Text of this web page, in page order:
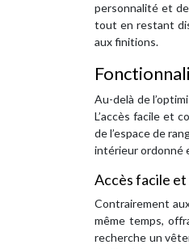
personnalité et
tout en restant
aux finitions.
Au-delà de
L’accès facile et
de l’espace de
intérieur ordonné
Accès facile
Contrairement
même temps,
recherche un